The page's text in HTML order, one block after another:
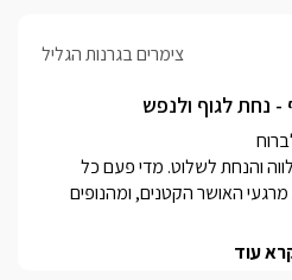
צימרים בגרנות הגליל
- נחת לגוף ולנפש
עוד